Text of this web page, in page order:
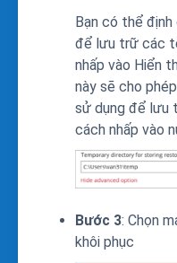
Bạn có thể
để lưu trữ các
nhấp vào Hiển
này sẽ cho
sử dụng để lưu
cách nhấp vào
Bước 3: Chọn
khôi phục